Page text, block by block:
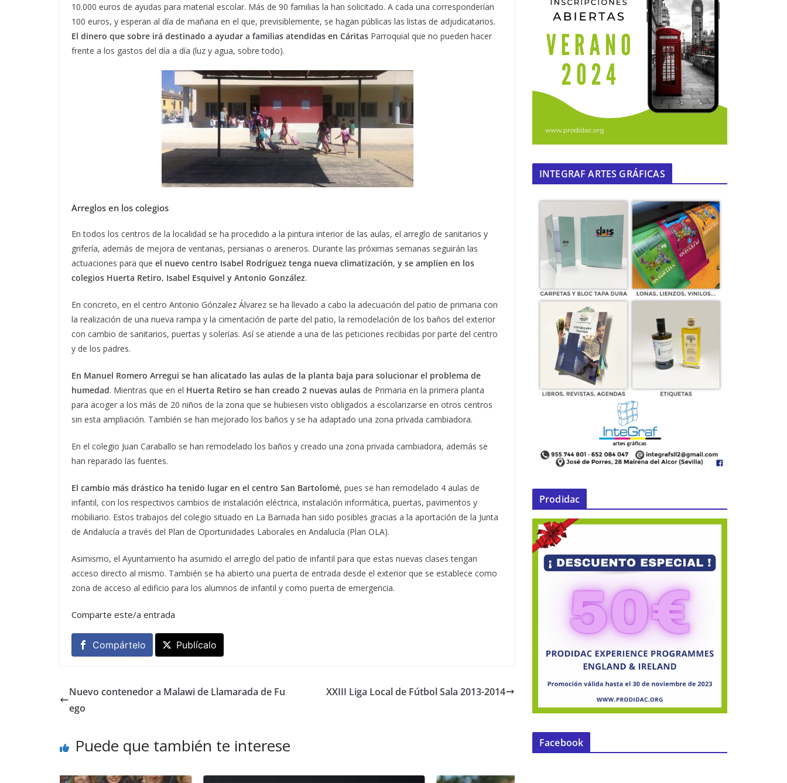
10.000 euros de ayudas para material escolar. Más de 90 familias la han solicitado. A cada una corresponderían
100 euros, y esperan al día de mañana en el que, previsiblemente, se hagan públicas las listas de adjudicatarios.
El dinero que sobre irá destinado a ayudar a familias atendidas en Cáritas Parroquial que no pueden hacer
frente a los gastos del día a día (luz y agua, sobre todo).
Arreglos en los colegios
En todos los centros de la localidad se ha procedido a la pintura interior de las aulas, el arreglo de sanitarios y
grifería, además de mejora de ventanas, persianas o areneros. Durante las próximas semanas seguirán las
actuaciones para que el nuevo centro Isabel Rodríguez tenga nueva climatización, y se amplíen en los
colegios Huerta Retiro, Isabel Esquivel y Antonio González.
En concreto, en el centro Antonio Gónzalez Álvarez se ha llevado a cabo la adecuación del patio de primaria con
la realización de una nueva rampa y la cimentación de parte del patio, la remodelación de los baños del exterior
con cambio de sanitarios, puertas y solerías. Así se atiende a una de las peticiones recibidas por parte del centro
y de los padres.
En Manuel Romero Arregui se han alicatado las aulas de la planta baja para solucionar el problema de
humedad. Mientras que en el Huerta Retiro se han creado 2 nuevas aulas de Primaria en la primera planta
para acoger a los más de 20 niños de la zona que se hubiesen visto obligados a escolarizarse en otros centros
sin esta ampliación. También se han mejorado los baños y se ha adaptado una zona privada cambiadora.
En el colegio Juan Caraballo se han remodelado los baños y creado una zona privada cambiadora, además se
han reparado las fuentes.
El cambio más drástico ha tenido lugar en el centro San Bartolomé, pues se han remodelado 4 aulas de
infantil, con los respectivos cambios de instalación eléctrica, instalación informática, puertas, pavimentos y
mobiliario. Estos trabajos del colegio situado en La Barriada han sido posibles gracias a la aportación de la Junta
de Andalucía a través del Plan de Oportunidades Laborales en Andalucía (Plan OLA).
Asimismo, el Ayuntamiento ha asumido el arreglo del patio de infantil para que estas nuevas clases tengan
acceso directo al mismo. También se ha abierto una puerta de entrada desde el exterior que se establece como
zona de acceso al edificio para los alumnos de infantil y como puerta de emergencia.
Comparte este/a entrada
Compártelo Publícalo
Nuevo contenedor a Malawi de Llamarada de Fu
ego
XXIII Liga Local de Fútbol Sala 2013-2014
Puede que también te interese
INTEGRAF ARTES GRÁFICAS
Prodidac
Facebook